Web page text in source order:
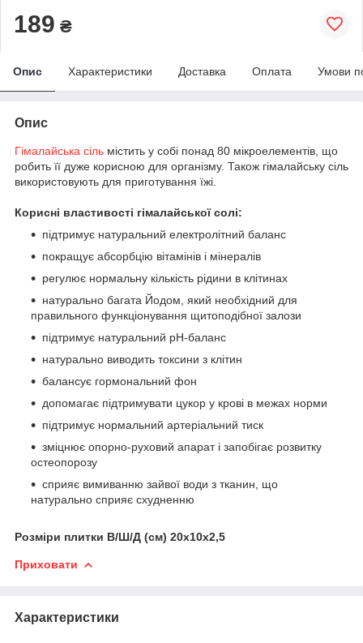
189 ₴
Опис Характеристики Доставка Оплата Умови
Опис
Гімалайська сіль містить у собі понад 80 мікроелементів, що
робить її дуже корисною для організму. Також гімалайську сіль
використовують для приготування їжі.
Корисні властивості гімалайської солі:
підтримує натуральний електролітний баланс
покращує абсорбцію вітамінів і мінералів
регулює нормальну кількість рідини в клітинах
натурально багата Йодом, який необхідний для
правильного функціонування щитоподібної залози
підтримує натуральний pH-баланс
натурально виводить токсини з клітин
балансує гормональний фон
допомагає підтримувати цукор у крові в межах норми
підтримує нормальний артеріальний тиск
зміцнює опорно-руховий апарат і запобігає розвитку
остеопорозу
сприяє вимиванню зайвої води з тканин, що
натурально сприяє схудненню
Розміри плитки В/Ш/Д (см) 20х10х2,5
Приховати
Характеристики